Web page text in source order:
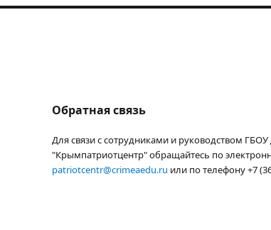
Обратная связь
Для связи с сотрудниками и руководством
"Крымпатриотцентр" обращайтесь по
patriotcentr@crimeaedu.ru или по телефону +7